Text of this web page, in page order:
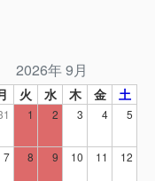
2026年 9月
火 水 木 金 土
1 2 3 4 5
7 8 9 10 11 12